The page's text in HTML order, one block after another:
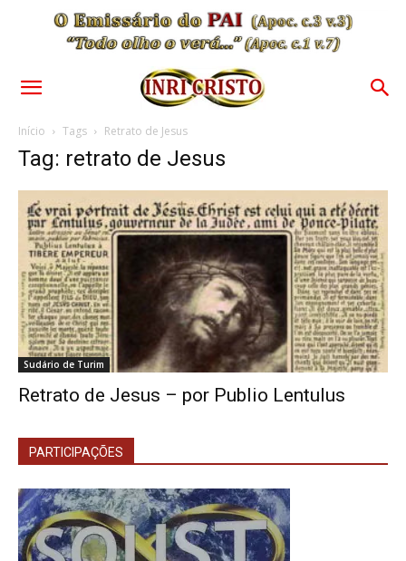
Início Tags Retrato de Jesus
Tag: retrato de Jesus
Sudário de Turim
Retrato de Jesus – por Publio Lentulus
PARTICIPAÇÕES